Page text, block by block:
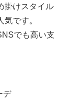
掛けスタイル
です。
でも高い支
デ